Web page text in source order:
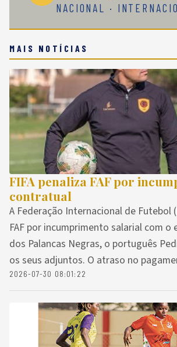
NACIONAL ·
MAIS NOTÍCIAS
FIFA penaliza FAF por
contratual
A Federação Internacional de Futebol
FAF por incumprimento salarial com o
dos Palancas Negras, o português
os seus adjuntos. O atraso no
2026-07-30 08:01:22